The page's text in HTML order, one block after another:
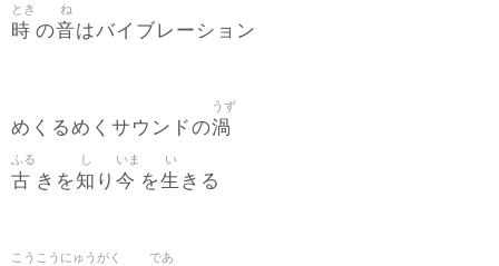
時
とき
の音
ね
はバイブレーション
めくるめくサウンドの渦
うず
古
ふる
きを知
し
り 今
いま
を生
い
きる
こうこうにゅうがく であ